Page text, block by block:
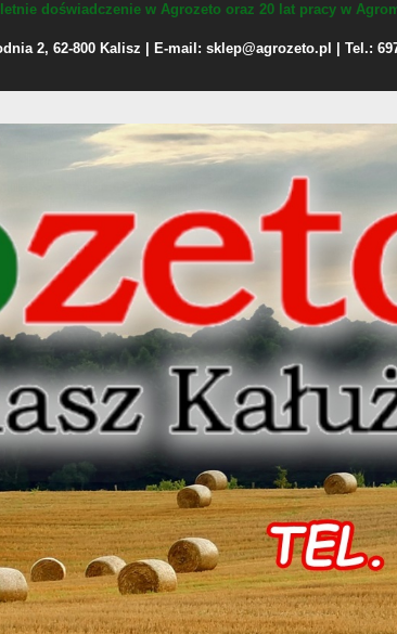
doświadczenie w Agrozeto oraz 20 lat pracy w
2, 62-800 Kalisz | E-mail: sklep@agrozeto.pl | Tel.: 697